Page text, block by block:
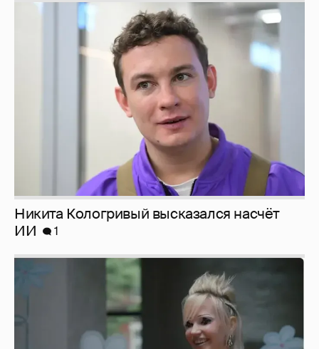
Никита Кологривый высказался насчёт
ИИ
1